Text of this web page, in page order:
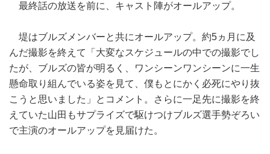
最終話の放送を前に、キャスト陣がオールアップ。
堤はブルズメンバーと共にオールアップ。約5ヵ月に及
んだ撮影を終えて「大変なスケジュールの中での撮影でし
たが、ブルズの皆が明るく、ワンシーンワンシーンに一生
懸命取り組んでいる姿を見て、僕もとにかく必死にやり抜
こうと思いました」とコメント。さらに一足先に撮影を終
えていた山田もサプライズで駆けつけブルズ選手勢ぞろい
で主演のオールアップを見届けた。